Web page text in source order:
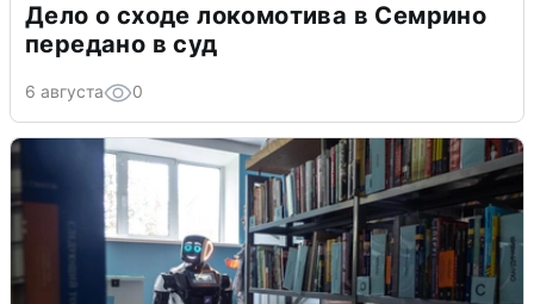
Дело о сходе локомотива в Семрино
передано в суд
6 августа 0